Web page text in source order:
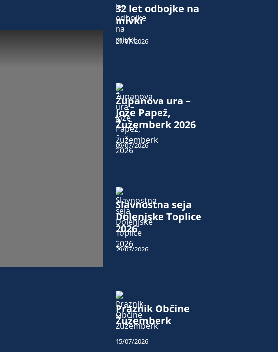
32 let odbojke na
mivki
21/07/2026
Županova ura –
Jože Papež,
Žužemberk 2026
09/07/2026
Slavnostna seja
Dolenjske Toplice
2026
29/07/2026
Praznik Občine
Žužemberk
15/07/2026